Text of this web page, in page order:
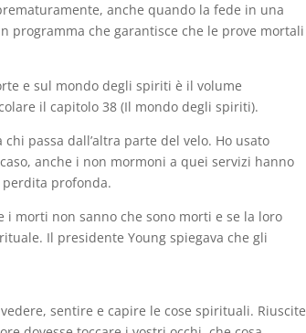
anche quando la fede in una
programma che garantisce che le prove mortali
e sul mondo degli spiriti è il volume
il capitolo 38 (Il mondo degli spiriti).
passa dall’altra parte del velo. Ho usato
anche i non mormoni a quei servizi hanno
profonda.
morti non sanno che sono morti e se la loro
Il presidente Young spiegava che gli
sentire e capire le cose spirituali. Riuscite